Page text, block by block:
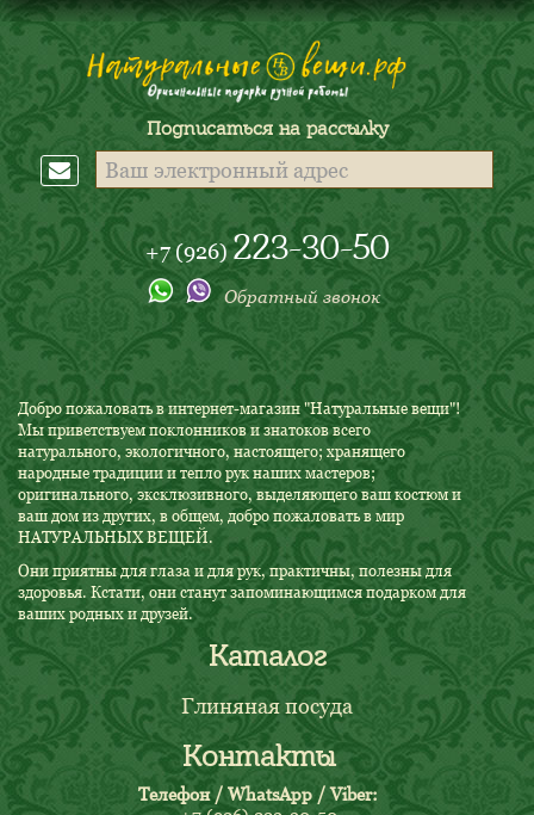
Подписаться на рассылку
+7 (926) 223-30-50
Обратный звонок
Добро пожаловать в интернет-магазин "Натуральные вещи"!
Мы приветствуем поклонников и знатоков всего
натурального, экологичного, настоящего; хранящего
народные традиции и тепло рук наших мастеров;
оригинального, эксклюзивного, выделяющего ваш костюм и
ваш дом из других, в общем, добро пожаловать в мир
НАТУРАЛЬНЫХ ВЕЩЕЙ.
Они приятны для глаза и для рук, практичны, полезны для
здоровья. Кстати, они станут запоминающимся подарком для
ваших родных и друзей.
Каталог
Глиняная посуда
Контакты
Телефон / WhatsApp / Viber: